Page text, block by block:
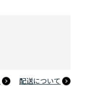
配送について